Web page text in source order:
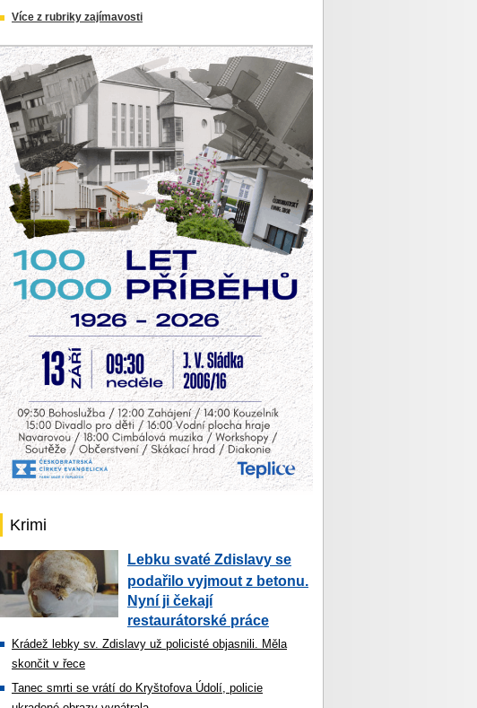
Více z rubriky zajímavosti
Krimi
Lebku svaté Zdislavy se
podařilo vyjmout z betonu.
Nyní ji čekají
restaurátorské práce
Krádež lebky sv. Zdislavy už policisté objasnili. Měla
skončit v řece
Tanec smrti se vrátí do Kryštofova Údolí, policie